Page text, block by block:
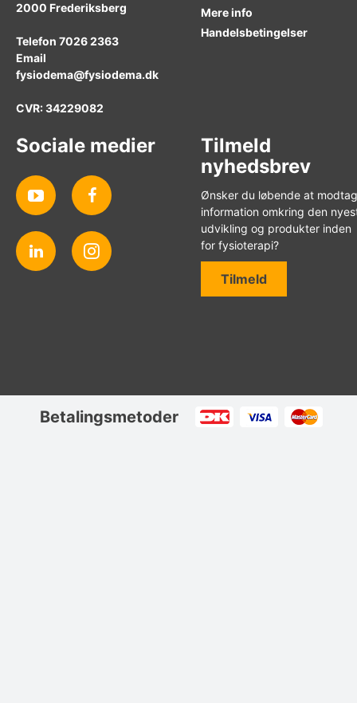
2000 Frederiksberg
Telefon 7026 2363
Email
fysiodema@fysiodema.dk
CVR: 34229082
Mere info
Handelsbetingelser
Sociale medier
Tilmeld
nyhedsbrev
Ønsker du løbende at
information omkring den
udvikling og produkter inden
for fysioterapi?
Tilmeld
Betalingsmetoder